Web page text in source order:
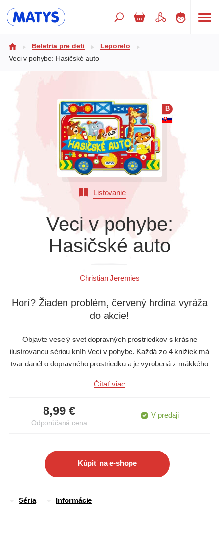
Doplnkový sortiment
Populárno - náučné pre deti
Výchova a pedagogika
Všetky kategórie
Beletria pre deti
Leporelo
Veci v pohybe: Hasičské auto
B
Listovanie
Veci v pohybe:
Hasičské auto
Christian Jeremies
Horí? Žiaden problém, červený hrdina vyráža
do akcie!
Objavte veselý svet dopravných prostriedkov s krásne
ilustrovanou sériou kníh Veci v pohybe. Každá zo 4 knižiek má
tvar daného dopravného prostriedku a je vyrobená z mäkkého
čakajú veselé príbehy plné zvieracích hrdinov, ktorí jazdia na
a atraktívnym ilustráciám sa malí čitatelia môžu aktívne zapojiť
do deja. Knižky podporujú fantáziu, slovnú zásobu aj jemnú
dopravných prostriedkov.
Čítať viac
8,99 €
Odporúčaná cena
V predaji
Kúpiť na e-shope
Séria Informácie